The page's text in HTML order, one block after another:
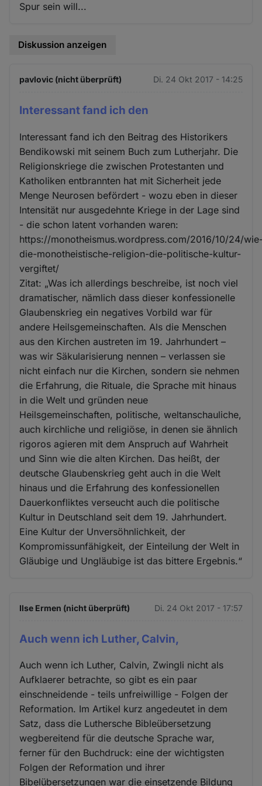
Spur sein will...
Diskussion anzeigen
pavlovic (nicht überprüft) Di. 24 Okt 2017 - 14:25
Interessant fand ich den
Interessant fand ich den Beitrag des Historikers
Bendikowski mit seinem Buch zum Lutherjahr. Die
Religionskriege die zwischen Protestanten und
Katholiken entbrannten hat mit Sicherheit jede
Menge Neurosen befördert - wozu eben in dieser
Intensität nur ausgedehnte Kriege in der Lage sind
- die schon latent vorhanden waren:
https://monotheismus.wordpress.com/2016/10/24/
die-monotheistische-religion-die-politische-kultur-
vergiftet/
Zitat: „Was ich allerdings beschreibe, ist noch viel
dramatischer, nämlich dass dieser konfessionelle
Glaubenskrieg ein negatives Vorbild war für
andere Heilsgemeinschaften. Als die Menschen
aus den Kirchen austreten im 19. Jahrhundert –
was wir Säkularisierung nennen – verlassen sie
nicht einfach nur die Kirchen, sondern sie nehmen
die Erfahrung, die Rituale, die Sprache mit hinaus
in die Welt und gründen neue
Heilsgemeinschaften, politische, weltanschauliche,
auch kirchliche und religiöse, in denen sie ähnlich
rigoros agieren mit dem Anspruch auf Wahrheit
und Sinn wie die alten Kirchen. Das heißt, der
deutsche Glaubenskrieg geht auch in die Welt
hinaus und die Erfahrung des konfessionellen
Dauerkonfliktes verseucht auch die politische
Kultur in Deutschland seit dem 19. Jahrhundert.
Eine Kultur der Unversöhnlichkeit, der
Kompromissunfähigkeit, der Einteilung der Welt in
Gläubige und Ungläubige ist das bittere Ergebnis.“
Ilse Ermen (nicht überprüft) Di. 24 Okt 2017 - 17:57
Auch wenn ich Luther, Calvin,
Auch wenn ich Luther, Calvin, Zwingli nicht als
Aufklaerer betrachte, so gibt es ein paar
einschneidende - teils unfreiwillige - Folgen der
Reformation. Im Artikel kurz angedeutet in dem
Satz, dass die Luthersche Bibleübersetzung
wegbereitend für die deutsche Sprache war,
ferner für den Buchdruck: eine der wichtigsten
Folgen der Reformation und ihrer
Bibelübersetzungen war die einsetzende Bildung